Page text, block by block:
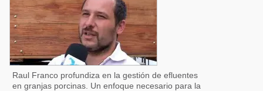
Raul Franco profundiza en la gestión de efluentes
en granjas porcinas. Un enfoque necesario para la